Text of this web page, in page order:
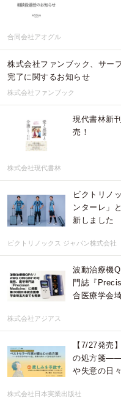
合同会社アオグル
株式会社ファンブック、サー
完了に関するお知らせ
株式会社ファンブック
現代書林新
売！
株式会社現代書林
ビクトリノ
ンターレ」
新しました
ビクトリノックス ジャパン株式会社
波動治療機
門誌『
合医療学会
株式会社アジアス
【7/27発売
の処方箋——
や失意の日
株式会社日本実業出版社